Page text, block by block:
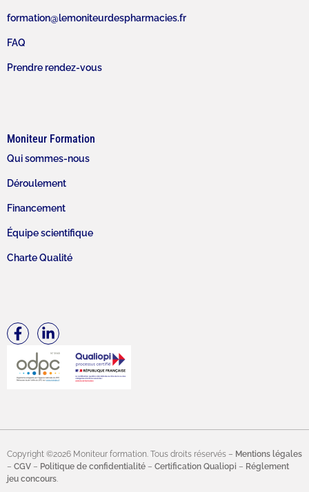
formation@lemoniteurdespharmacies.fr
FAQ
Prendre rendez-vous
Moniteur Formation
Qui sommes-nous
Déroulement
Financement
Équipe scientifique
Charte Qualité
Copyright ©2026 Moniteur formation. Tous droits réservés – Mentions légales
– CGV – Politique de confidentialité – Certification Qualiopi – Réglement
jeu concours